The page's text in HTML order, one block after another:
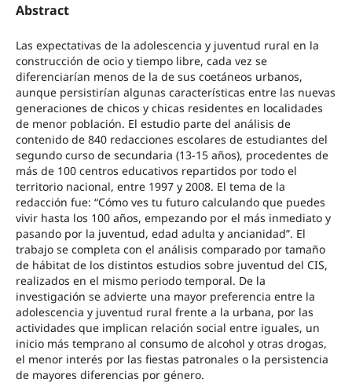
Abstract
Las expectativas de la adolescencia y juventud rural en la
construcción de ocio y tiempo libre, cada vez se
diferenciarían menos de la de sus coetáneos urbanos,
aunque persistirían algunas características entre las nuevas
generaciones de chicos y chicas residentes en localidades
de menor población. El estudio parte del análisis de
contenido de 840 redacciones escolares de estudiantes del
segundo curso de secundaria (13-15 años), procedentes de
más de 100 centros educativos repartidos por todo el
territorio nacional, entre 1997 y 2008. El tema de la
redacción fue: “Cómo ves tu futuro calculando que puedes
vivir hasta los 100 años, empezando por el más inmediato y
pasando por la juventud, edad adulta y ancianidad”. El
trabajo se completa con el análisis comparado por tamaño
de hábitat de los distintos estudios sobre juventud del CIS,
realizados en el mismo periodo temporal. De la
investigación se advierte una mayor preferencia entre la
adolescencia y juventud rural frente a la urbana, por las
actividades que implican relación social entre iguales, un
inicio más temprano al consumo de alcohol y otras drogas,
el menor interés por las fiestas patronales o la persistencia
de mayores diferencias por género.